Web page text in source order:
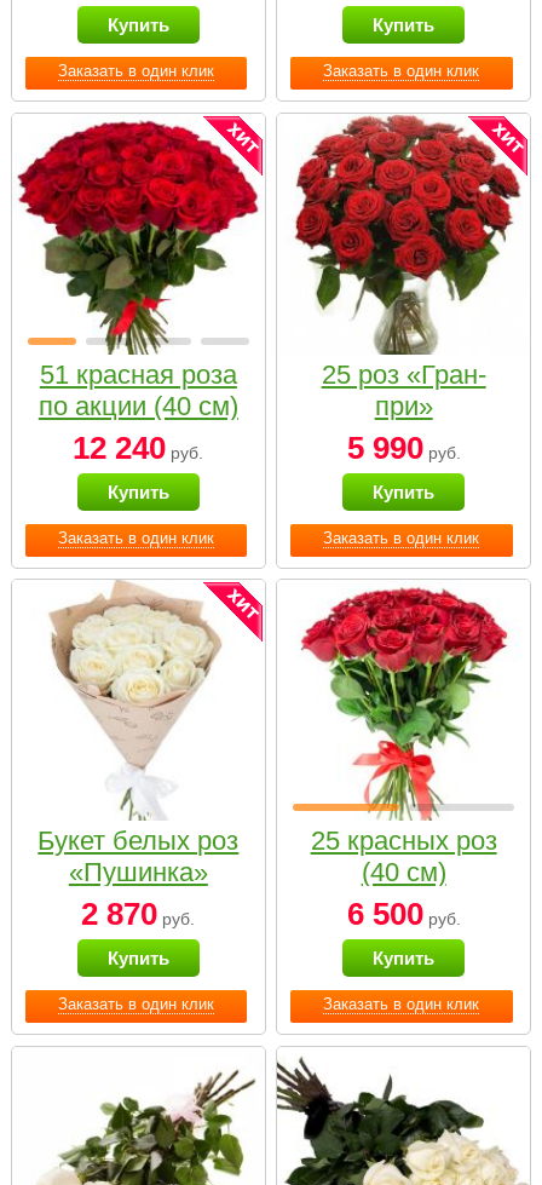
Заказать в один клик
Купить
Заказать в один клик
Купить
Заказать в один клик
51 красная роза
по акции (40 см)
12 240 руб.
Купить
Заказать в один клик
25 роз «Гран-
при»
5 990руб.
Купить
Заказать в один клик
Букет белых роз
«Пушинка»
2 870 руб.
Купить
Заказать в один клик
25 красных роз
(40 см)
6 500руб.
Купить